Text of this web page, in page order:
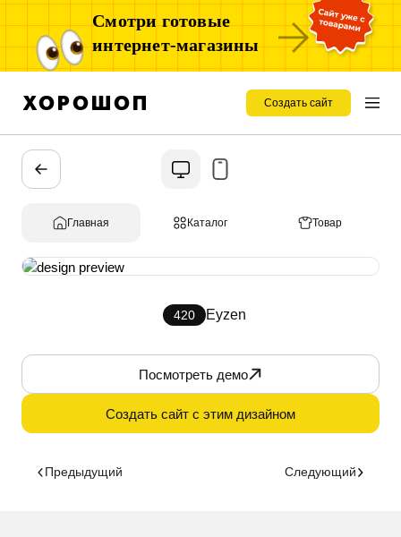
Смотри готовые
интернет-магазины
Создать сайт
Главная Каталог Товар
420 Eyzen
Посмотреть демо
Создать сайт с этим дизайном
Предыдущий Следующий